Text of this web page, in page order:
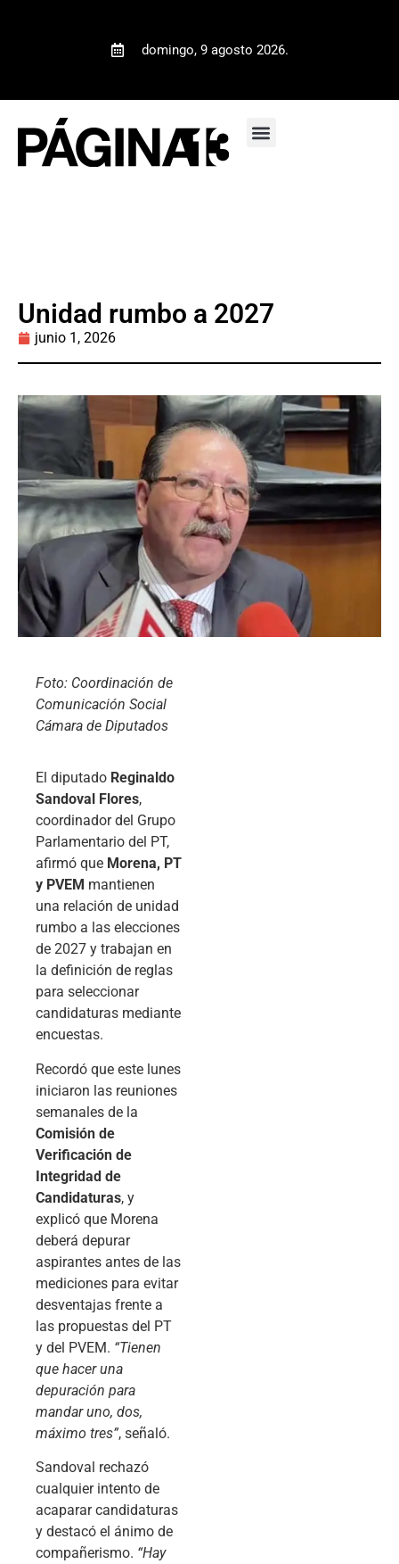
domingo, 9 agosto 2026.
Unidad rumbo a 2027
junio 1, 2026
Foto: Coordinación de
Comunicación Social
Cámara de Diputados
El diputado Reginaldo
Sandoval Flores,
coordinador del Grupo
Parlamentario del PT,
afirmó que Morena, PT
y PVEM mantienen
una relación de unidad
rumbo a las elecciones
de 2027 y trabajan en
la definición de reglas
para seleccionar
candidaturas mediante
encuestas.
Recordó que este lunes
iniciaron las reuniones
semanales de la
Comisión de
Verificación de
Integridad de
Candidaturas, y
explicó que Morena
deberá depurar
aspirantes antes de las
mediciones para evitar
desventajas frente a
las propuestas del PT
y del PVEM. “Tienen
que hacer una
depuración para
mandar uno, dos,
máximo tres”, señaló.
Sandoval rechazó
cualquier intento de
acaparar candidaturas
y destacó el ánimo de
compañerismo. “Hay